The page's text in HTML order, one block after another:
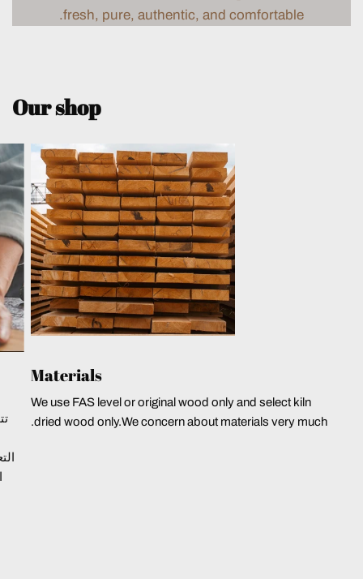
fresh, pure, authentic, and comfortable.
Our shop
Materials
We use FAS level or original wood only and select kiln
dried wood only.We concern about materials very much.